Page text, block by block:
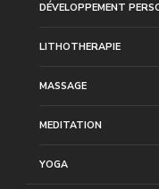
DÉVELOPPEMENT
LITHOTHERAPIE
MASSAGE
MEDITATION
YOGA